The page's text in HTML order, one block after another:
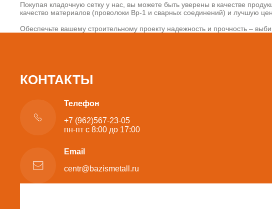
Покупая кладочную сетку у нас, вы можете быть уверены в качестве
качество материалов (проволоки Вр-1 и сварных соединений) и лучшую
Обеспечьте вашему строительному проекту надежность и прочность –
КОНТАКТЫ
Телефон
+7 (962)567-23-05
пн-пт с 8:00 до 17:00
Email
centr@bazismetall.ru